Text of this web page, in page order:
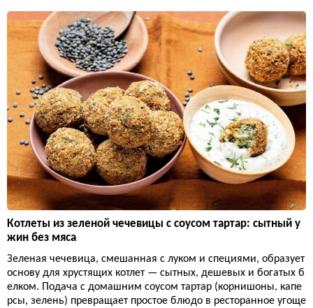
Котлеты из зеленой чечевицы с соусом тартар: сытный у
жин без мяса
Зеленая чечевица, смешанная с луком и специями, образует
основу для хрустящих котлет — сытных, дешевых и богатых б
елком. Подача с домашним соусом тартар (корнишоны, капе
рсы, зелень) превращает простое блюдо в ресторанное угоще